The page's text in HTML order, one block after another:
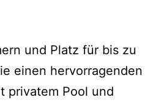
und Platz für bis zu
einen hervorragenden
privatem Pool und